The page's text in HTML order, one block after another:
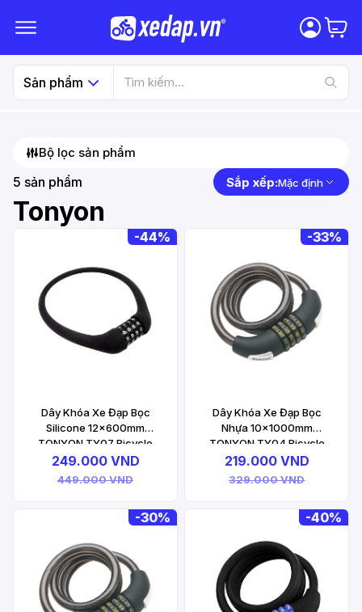
Sản phẩm
Bộ lọc sản phẩm
5 sản phẩm Sắp xếp:Mặc định
Tonyon
-44%
Dây Khóa Xe Đạp Bọc
Silicone 12x600mm
TONYON TY07 Bicycle
Lock
249.000 VND
449.000 VND
-33%
Dây Khóa Xe Đạp Bọc
Nhựa 10x1000mm
TONYON TY04 Bicycle
Lock
219.000 VND
329.000 VND
-30% -40%